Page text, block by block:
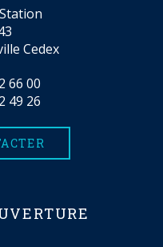
Cedex
66 00
49 26